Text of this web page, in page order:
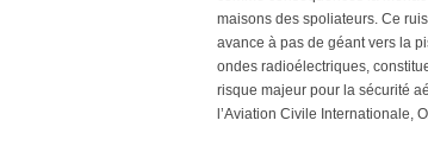
maisons des spoliateurs. Ce
avance à pas de géant vers la
ondes radioélectriques,
risque majeur pour la sécurité
l’Aviation Civile Internationale,